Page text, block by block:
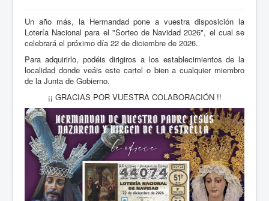
Un año más, la Hermandad pone a vuestra disposición la
Lotería Nacional para el "Sorteo de Navidad 2026", el cual se
celebrará el próximo día 22 de diciembre de 2026.
Para adquirirlo, podéis dirigiros a los establecimientos de la
localidad donde veáis este cartel o bien a cualquier miembro
de la Junta de Gobierno.
¡¡ GRACIAS POR VUESTRA COLABORACIÓN !!